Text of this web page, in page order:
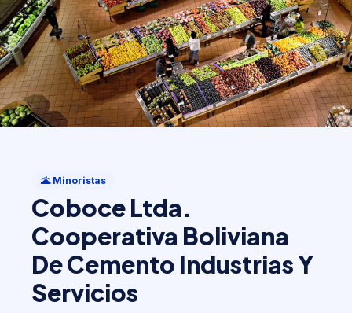
Coboce Ltda. Cooperativa
Boliviana De Cemento Industrias Y
Servicios
📍 Santa Cruz de la Sierra, Bolivia🌎 Bolivia
🌋 Minoristas
Coboce Ltda.
Cooperativa Boliviana
De Cemento Industrias Y
Servicios